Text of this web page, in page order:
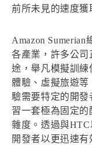
前所未見的速度獲
Amazon
各產業，許多公
途，舉凡模擬訓
體驗、虛擬旅遊
驗需要特定的開
習一套極為固定
雜度。透過與
開發者以更迅速